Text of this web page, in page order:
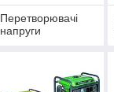
Перетворювачі
напруги